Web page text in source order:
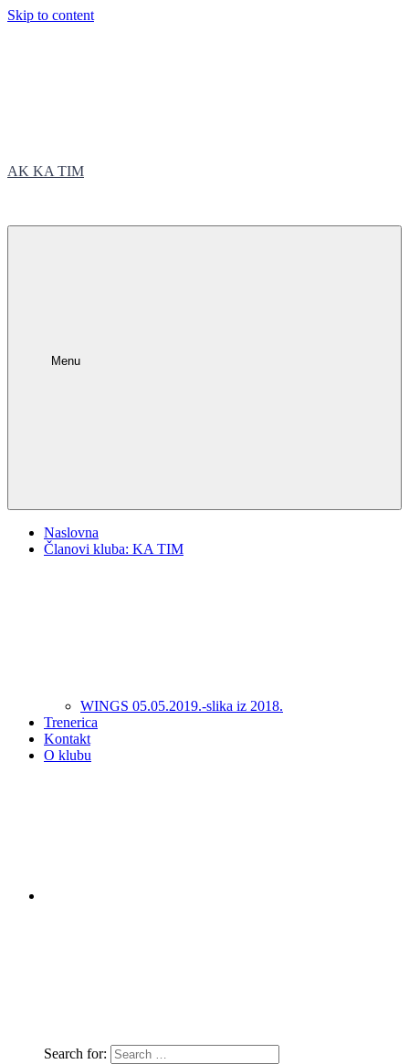
Skip to content
AK KA TIM
Menu
Naslovna
Članovi kluba: KA TIM
WINGS 05.05.2019.-slika iz 2018.
Trenerica
Kontakt
O klubu
Search for: